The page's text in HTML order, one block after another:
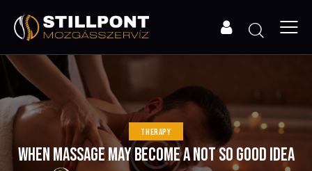
THERAPY
WHEN MASSAGE MAY BECOME A NOT SO GOOD IDEA